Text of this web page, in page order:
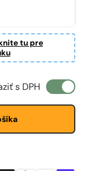
tu pre
s DPH